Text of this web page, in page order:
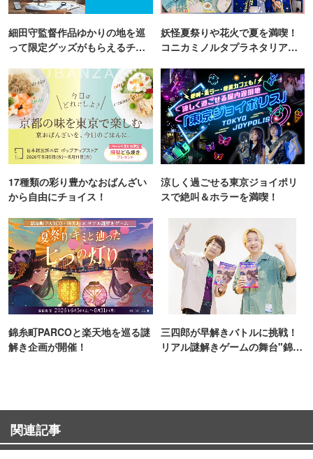
細田守監督作品ゆかりの地を巡
って限定グッズがもらえるチャ
妖怪夏祭りや花火で夏を満喫！
コニカミノルタプラネタリア
17種類の彩り豊かなおばんざい
から自由にチョイス！
涼しく過ごせる東京ジョイポリ
スで絶叫＆ホラーを満喫！
錦糸町PARCOと楽天地を巡る謎
解き企画が開催！
三四郎が早解きバトルに挑戦！
リアル謎解きゲームの舞台"錦糸
関連記事